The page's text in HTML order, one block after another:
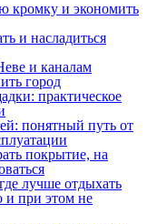
кромку и экономить
и насладиться
и каналам
город
практическое
понятный путь от
покрытие, на
лучше отдыхать
и при этом не